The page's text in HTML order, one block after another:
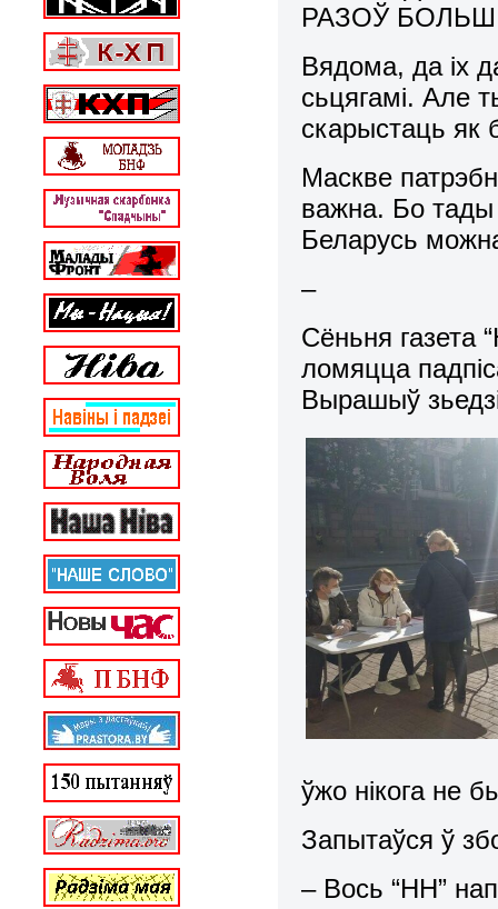
РАЗОЎ
Вядома, да іх
сьцягамі. Але
скарыстаць як
Маскве
важна. Бо тады
Беларусь
–
Сёньня газета
ломяцца
Вырашыў
ўжо нікога не
Запытаўся ў
– Вось “НН”